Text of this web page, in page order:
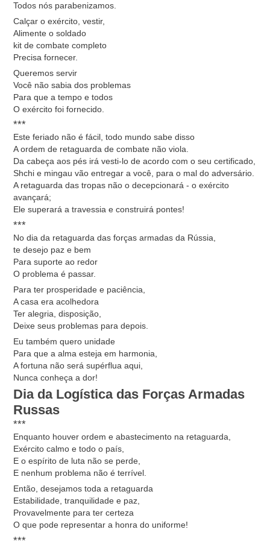
Todos nós parabenizamos.
Calçar o exército, vestir,
Alimente o soldado
kit de combate completo
Precisa fornecer.
Queremos servir
Você não sabia dos problemas
Para que a tempo e todos
O exército foi fornecido.
***
Este feriado não é fácil, todo mundo sabe disso
A ordem de retaguarda de combate não viola.
Da cabeça aos pés irá vesti-lo de acordo com o seu certificado,
Shchi e mingau vão entregar a você, para o mal do adversário.
A retaguarda das tropas não o decepcionará - o exército
avançará;
Ele superará a travessia e construirá pontes!
***
No dia da retaguarda das forças armadas da Rússia,
te desejo paz e bem
Para suporte ao redor
O problema é passar.
Para ter prosperidade e paciência,
A casa era acolhedora
Ter alegria, disposição,
Deixe seus problemas para depois.
Eu também quero unidade
Para que a alma esteja em harmonia,
A fortuna não será supérflua aqui,
Nunca conheça a dor!
Dia da Logística das Forças Armadas
Russas
***
Enquanto houver ordem e abastecimento na retaguarda,
Exército calmo e todo o país,
E o espírito de luta não se perde,
E nenhum problema não é terrível.
Então, desejamos toda a retaguarda
Estabilidade, tranquilidade e paz,
Provavelmente para ter certeza
O que pode representar a honra do uniforme!
***